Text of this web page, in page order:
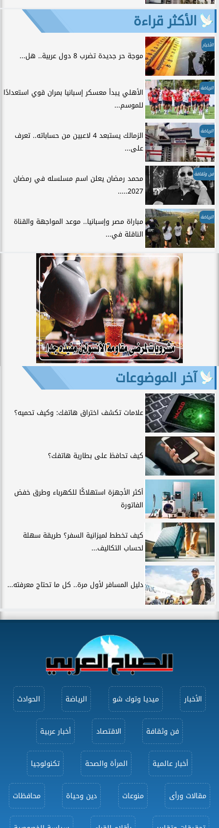
الأكثر قراءة
الأخبار
موجة حر جديدة تضرب 8 دول عربية.. هل...
الرياضة
الأهلي يبدأ معسكر إسبانيا بمران قوي استعدادًا
للموسم...
الرياضة
الزمالك يستبعد 4 لاعبين من حساباته.. تعرف
على...
فن وثقافة
محمد رمضان يعلن اسم مسلسله في رمضان
2027.....
الرياضة
مباراة مصر وإسبانيا.. موعد المواجهة والقناة
الناقلة في...
آخر الموضوعات
علامات تكشف اختراق هاتفك: وكيف تحميه؟
كيف تحافظ على بطارية هاتفك؟
أكثر الأجهزة استهلاكًا للكهرباء وطرق خفض
الفاتورة
كيف تخطط لميزانية السفر؟ طريقة سهلة
لحساب التكاليف...
دليل المسافر لأول مرة.. كل ما تحتاج معرفته...
الأخبار ميديا وتوك شو الرياضة الحوادث
فن وثقافة الاقتصاد أخبار عربية
أخبار عالمية المرأة والصحة تكنولوجيا
مقالات ورأى منوعات دين وحياة محافظات